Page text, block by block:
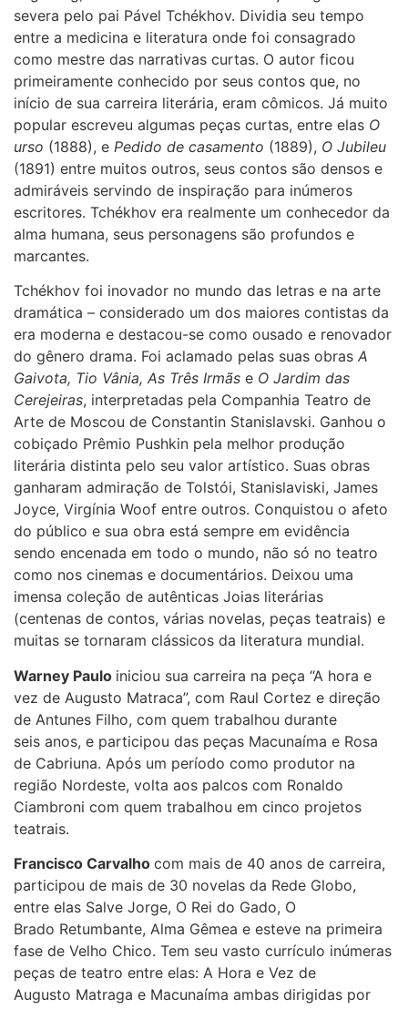
severa pelo pai Pável Tchékhov. Dividia seu tempo
entre a medicina e literatura onde foi consagrado
como mestre das narrativas curtas. O autor ficou
primeiramente conhecido por seus contos que, no
início de sua carreira literária, eram cômicos. Já muito
popular escreveu algumas peças curtas, entre elas O
urso (1888), e Pedido de casamento (1889), O Jubileu
(1891) entre muitos outros, seus contos são densos e
admiráveis servindo de inspiração para inúmeros
escritores. Tchékhov era realmente um conhecedor da
alma humana, seus personagens são profundos e
marcantes.
Tchékhov foi inovador no mundo das letras e na arte
dramática – considerado um dos maiores contistas da
era moderna e destacou-se como ousado e renovador
do gênero drama. Foi aclamado pelas suas obras A
Gaivota, Tio Vânia, As Três Irmãs e O Jardim das
Cerejeiras, interpretadas pela Companhia Teatro de
Arte de Moscou de Constantin Stanislavski. Ganhou o
cobiçado Prêmio Pushkin pela melhor produção
literária distinta pelo seu valor artístico. Suas obras
ganharam admiração de Tolstói, Stanislaviski, James
Joyce, Virgínia Woof entre outros. Conquistou o afeto
do público e sua obra está sempre em evidência
sendo encenada em todo o mundo, não só no teatro
como nos cinemas e documentários. Deixou uma
imensa coleção de autênticas Joias literárias
(centenas de contos, várias novelas, peças teatrais) e
muitas se tornaram clássicos da literatura mundial.
Warney Paulo iniciou sua carreira na peça “A hora e
vez de Augusto Matraca”, com Raul Cortez e direção
de Antunes Filho, com quem trabalhou durante
seis anos, e participou das peças Macunaíma e Rosa
de Cabriuna. Após um período como produtor na
região Nordeste, volta aos palcos com Ronaldo
Ciambroni com quem trabalhou em cinco projetos
teatrais.
Francisco Carvalho com mais de 40 anos de carreira,
participou de mais de 30 novelas da Rede Globo,
entre elas Salve Jorge, O Rei do Gado, O
Brado Retumbante, Alma Gêmea e esteve na primeira
fase de Velho Chico. Tem seu vasto currículo inúmeras
peças de teatro entre elas: A Hora e Vez de
Augusto Matraga e Macunaíma ambas dirigidas por